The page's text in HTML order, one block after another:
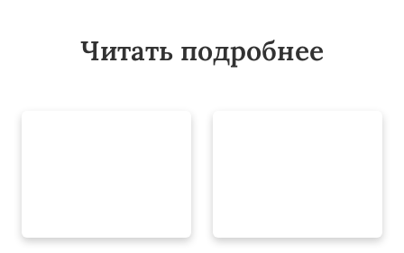
Читать подробнее